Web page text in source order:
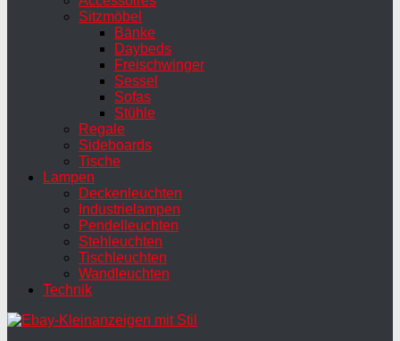
Sitzmöbel
Bänke
Daybeds
Freischwinger
Sessel
Sofas
Stühle
Regale
Sideboards
Tische
Lampen
Deckenleuchten
Industrielampen
Pendelleuchten
Stehleuchten
Tischleuchten
Wandleuchten
Technik